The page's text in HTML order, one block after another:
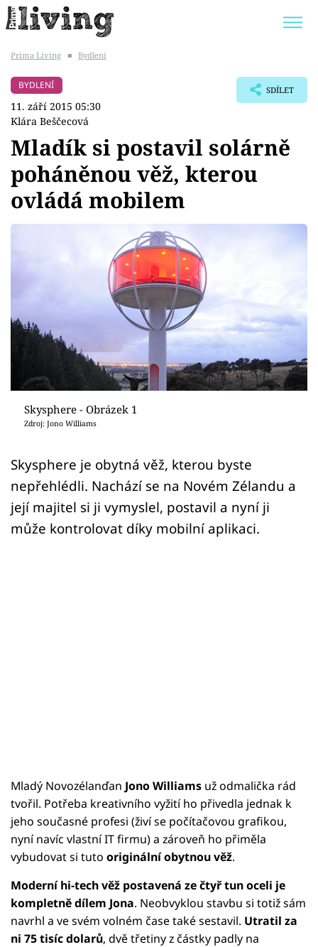
BYDLENÍ SLAVNÝCH
Témata
Bydlení
Sledujte prima+
Přihlášení
Sledujte nás
Prima Living ■ Bydlení
BYDLENÍ
11. září 2015 05:30
Klára Beščecová
SDÍLET
Mladík si postavil solárně
poháněnou věž, kterou
ovládá mobilem
Skysphere - Obrázek 1
Zdroj: Jono Williams
Skysphere je obytná věž, kterou byste
nepřehlédli. Nachází se na Novém Zélandu a
její majitel si ji vymyslel, postavil a nyní ji
může kontrolovat díky mobilní aplikaci.
Mladý Novozélanďan Jono Williams už odmalička rád
tvořil. Potřeba kreativního vyžití ho přivedla jednak k
jeho současné profesi (živí se počítačovou grafikou,
nyní navíc vlastní IT firmu) a zároveň ho přiměla
vybudovat si tuto originální obytnou věž.
Moderní hi-tech věž postavená ze čtyř tun oceli je
kompletně dílem Jona. Neobvyklou stavbu si totiž sám
navrhl a ve svém volném čase také sestavil. Utratil za
ni 75 tisíc dolarů, dvě třetiny z částky padly na